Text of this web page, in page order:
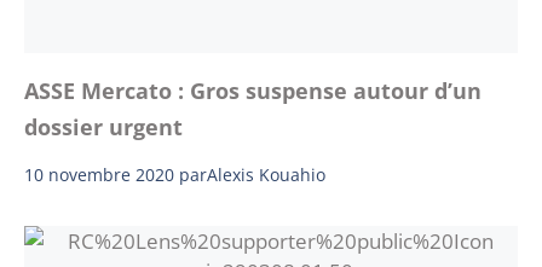
ASSE Mercato : Gros suspense autour d’un
dossier urgent
10 novembre 2020 parAlexis Kouahio